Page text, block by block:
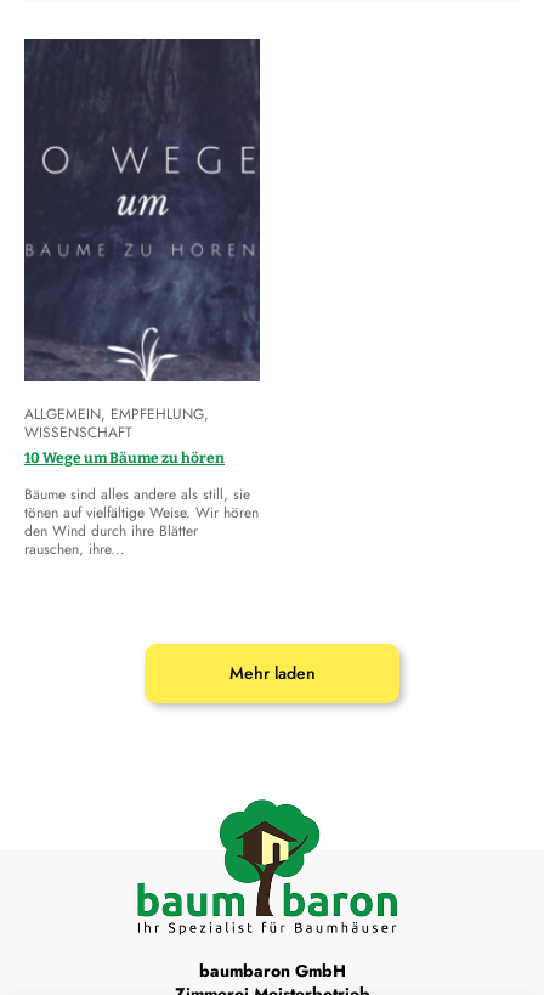
10 Wege um Bäume zu hören
ALLGEMEIN, EMPFEHLUNG,
WISSENSCHAFT
Bäume sind alles andere als still, sie
tönen auf vielfältige Weise. Wir hören
den Wind durch ihre Blätter
rauschen, ihre...
Mehr laden
baumbaron GmbH